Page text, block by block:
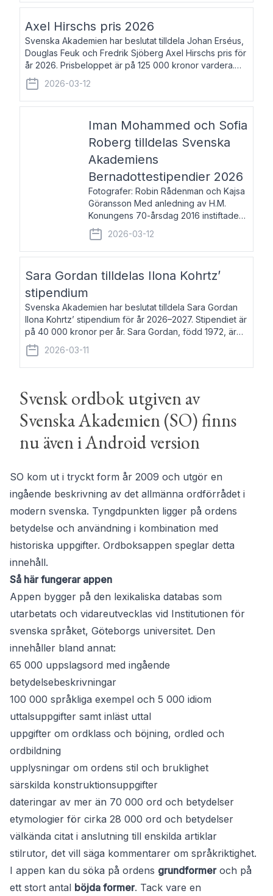
Axel Hirschs pris 2026
Svenska Akademien har beslutat tilldela Johan Erséus,
Douglas Feuk och Fredrik Sjöberg Axel Hirschs pris för
år 2026. Prisbeloppet är på 125 000 kronor vardera.
Johan Erséus, född 1959, är fackboksförfattare och
journalist med mångårigt för
2026-03-12
Iman Mohammed och Sofia
Roberg tilldelas Svenska
Akademiens
Bernadottestipendier 2026
Fotografer: Robin Rådenman och Kajsa
Göransson Med anledning av H.M.
Konungens 70-årsdag 2016 instiftade
fem av de kungliga akademierna det så
kallade Bernadotteprogrammet med
syfte att genom stipendier erbjuda stöd
2026-03-12
Sara Gordan tilldelas Ilona Kohrtz’
stipendium
Svenska Akademien har beslutat tilldela Sara Gordan
Ilona Kohrtz’ stipendium för år 2026–2027. Stipendiet är
på 40 000 kronor per år. Sara Gordan, född 1972, är
författare och översättare. Hon debuterade 2006 med
det prosalyriska verket En
2026-03-11
Svensk ordbok utgiven av
Svenska Akademien (SO) finns
nu även i Android version
SO kom ut i tryckt form år 2009 och utgör en
ingående beskrivning av det allmänna ordförrådet i
modern svenska. Tyngdpunkten ligger på ordens
betydelse och användning i kombination med
historiska uppgifter. Ordboksappen speglar detta
innehåll.
Så här fungerar appen
Appen bygger på den lexikaliska databas som
utarbetats och vidareutvecklas vid Institutionen för
svenska språket, Göteborgs universitet. Den
innehåller bland annat:
65 000 uppslagsord med ingående
betydelsebeskrivningar
100 000 språkliga exempel och 5 000 idiom
uttalsuppgifter samt inläst uttal
uppgifter om ordklass och böjning, ordled och
ordbildning
upplysningar om ordens stil och bruklighet
särskilda konstruktionsuppgifter
dateringar av mer än 70 000 ord och betydelser
etymologier för cirka 28 000 ord och betydelser
välkända citat i anslutning till enskilda artiklar
stilrutor, det vill säga kommentarer om språkriktighet.
I appen kan du söka på ordens grundformeroch på
ett stort antal böjda former. Tack vare en